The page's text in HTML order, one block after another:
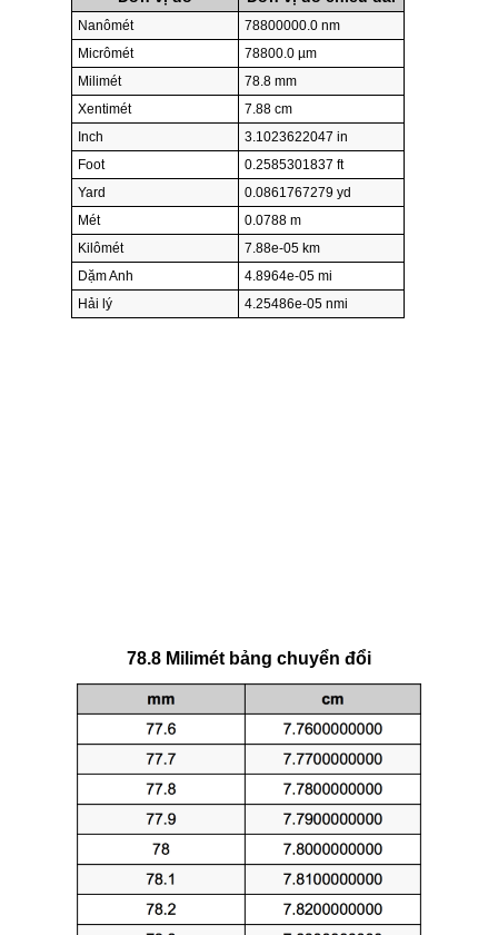
Nanômét
78800000.0 nm
Micrômét
78800.0 µm
Milimét
78.8 mm
Xentimét
7.88 cm
Inch
3.1023622047 in
Foot
0.2585301837 ft
Yard
0.0861767279 yd
Mét
0.0788 m
Kilômét
7.88e-05 km
Dặm Anh
4.8964e-05 mi
Hải lý
4.25486e-05 nmi
78.8 Milimét bảng chuyển đổi